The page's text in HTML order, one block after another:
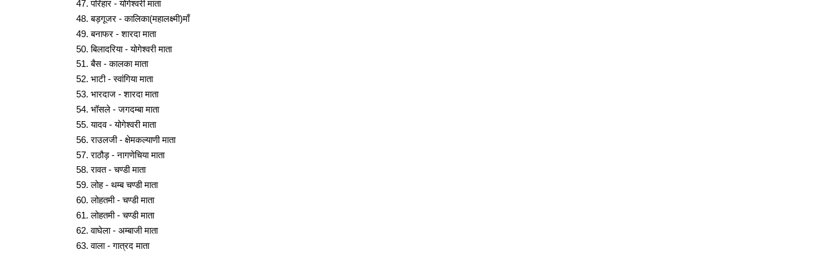
परिहार - योगेश्वरी माता
बड़गूजर - कालिका(महालक्ष्मी)माँ
बनाफर - शारदा माता
बिलादरिया - योगेश्वरी माता
बैस - कालका माता
भाटी - स्वांगिया माता
भारदाज - शारदा माता
भॉसले - जगदम्बा माता
यादव - योगेश्वरी माता
राउलजी - क्षेमकल्याणी माता
राठौड़ - नागणेचिया माता
रावत - चण्डी माता
लोह - थम्ब चण्डी माता
लोहतमी - चण्डी माता
लोहतमी - चण्डी माता
वाघेला - अम्बाजी माता
वाला - गात्रद माता